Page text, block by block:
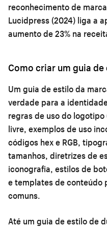
reconhecimento de
Lucidpress (2024) liga a
aumento de 23% na
Como criar um guia
Um guia de estilo da
verdade para a
regras de uso do
livre, exemplos de uso
códigos hex e RGB,
tamanhos, diretrizes de
iconografia, estilos de
e templates de conteúdo
comuns.
Até um guia de estilo de